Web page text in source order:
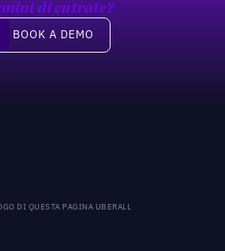
di entrate?
a demo
BOOK A DEMO
DI QUESTA PAGINA UBERALL